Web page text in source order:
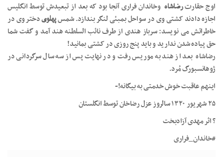
اوج حقارترضاشاهوخاندان فراری آنجا بود که بعد از تبعیدش توسط انگلیس
اجازه دادند کشتی وی در سواحل بمبئی لنگر بندازد. شمسپهلویدختر وی در
خاطراتش می نویسد: سرباز هندی از طرف نائب السلطنه هند آمد و گفت شما
حق پیاده شدن ندارید و باید پنج روزی در کشتی بمانید!
رضاشاه بعد از هند به موریس رفت و در نهایت پس از سه سال سرگردانی در
ژوهانسبورگ مُرد.
اینهم عاقبت خوش خدمتی به بیگانه!-
۲۵ شهریور ۱۳۲۰ سالروز عزل رضاخان توسط انگلستان
? اثر مهدی آزادبخت
#خاندان_فراری